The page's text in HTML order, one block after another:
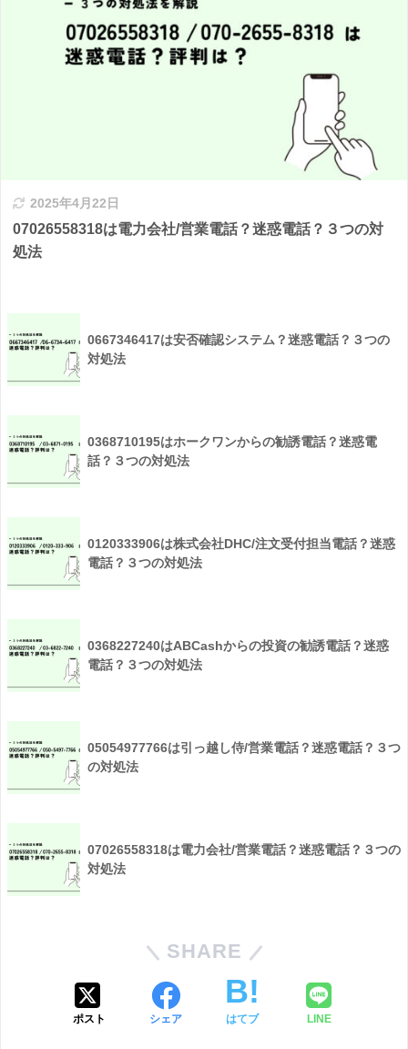
2025年4月22日
07026558318は電力会社/営業電話？迷惑電話？３つの対
処法
0667346417は安否確認システム？迷惑電話？３つの
対処法
0368710195はホークワンからの勧誘電話？迷惑電
話？３つの対処法
0120333906は株式会社DHC/注文受付担当電話？迷惑
電話？３つの対処法
0368227240はABCashからの投資の勧誘電話？迷惑
電話？３つの対処法
05054977766は引っ越し侍/営業電話？迷惑電話？３つ
の対処法
07026558318は電力会社/営業電話？迷惑電話？３つの
対処法
SHARE
ポスト シェア はてブ LINE